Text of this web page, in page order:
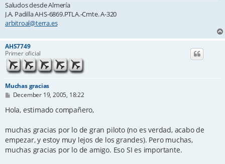
Saludos desde Almería
J.A. Padilla AHS-6869.PTLA.-Cmte. A-320
arbitroal@terra.es
AHS7749
Primer oficial
Muchas gracias
P
s
t
December 19, 2005, 18:22
Hola, estimado compañero,
muchas gracias por lo de gran piloto (no es verdad, acabo de
empezar, y estoy muy lejos de los grandes). Pero muchas,
muchas gracias por lo de amigo. Eso SI es importante.